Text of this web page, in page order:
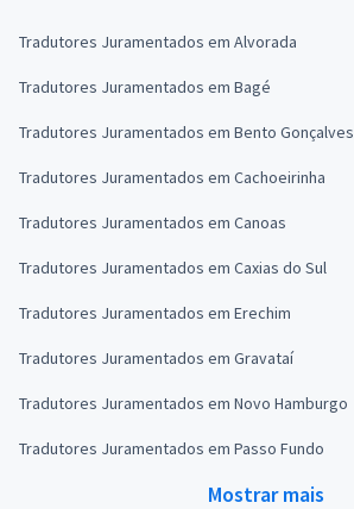
Tradutores Juramentados em Alvorada
Tradutores Juramentados em Bagé
Tradutores Juramentados em Bento Gonçalves
Tradutores Juramentados em Cachoeirinha
Tradutores Juramentados em Canoas
Tradutores Juramentados em Caxias do Sul
Tradutores Juramentados em Erechim
Tradutores Juramentados em Gravataí
Tradutores Juramentados em Novo Hamburgo
Tradutores Juramentados em Passo Fundo
Mostrar mais